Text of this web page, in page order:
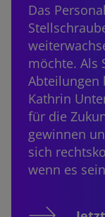
Das
möchte. Als
Abteilungen
Kathrin
für die
gewinnen
sich
wenn es